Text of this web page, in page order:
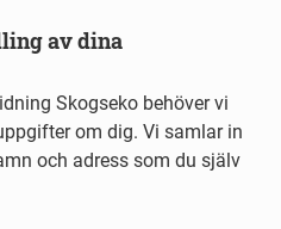
av dina
Skogseko behöver vi
om dig. Vi samlar in
och adress som du själv